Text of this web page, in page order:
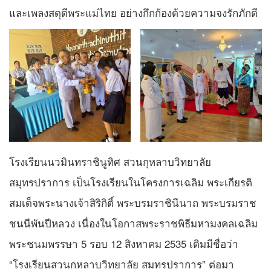
และเพลงสดุดีพระแม่ไทย อย่างกึกก้องด้วยความจงรักภักดี
โรงเรียนนวมินทราชินูทิศ สวนกุหลาบวิทยาลัย
สมุทรปราการ เป็นโรงเรียนในโครงการเฉลิม พระเกียรติ
สมเด็จพระนางเจ้าสิริกิติ์ พระบรมราชินีนาถ พระบรมราช
ชนนีพันปีหลวง เนื่องในโอกาสพระราชพิธีมหามงคลเฉลิม
พระชนมพรรษา 5 รอบ 12 สิงหาคม 2535 เดิมมีชื่อว่า
“โรงเรียนสวนกุหลาบวิทยาลัย สมุทรปราการ” ต่อมา